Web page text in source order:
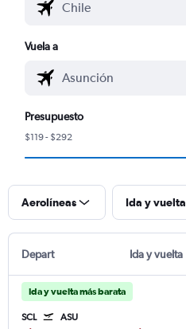
Vuela a
Presupuesto
$119 - $292
Aerolíneas Ida y vuelta
Depart Ida y vuelta
Ida y vuelta más barata
SCL ASU